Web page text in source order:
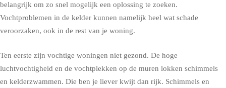
belangrijk om zo snel mogelijk een oplossing te zoeken.
Vochtproblemen in de kelder kunnen namelijk heel wat schade
veroorzaken, ook in de rest van je woning.
Ten eerste zijn vochtige woningen niet gezond. De hoge
luchtvochtigheid en de vochtplekken op de muren lokken schimmels
en kelderzwammen. Die ben je liever kwijt dan rijk. Schimmels en